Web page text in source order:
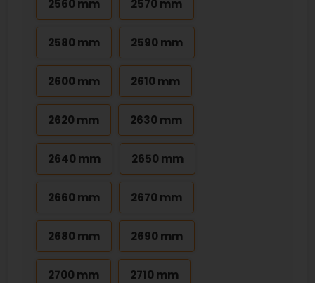
2560 mm 2570 mm
2580 mm 2590 mm
2600 mm 2610 mm
2620 mm 2630 mm
2640 mm 2650 mm
2660 mm 2670 mm
2680 mm 2690 mm
2700 mm 2710 mm